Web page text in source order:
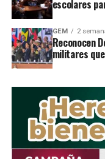
RELATED TOPICS:
UP NEXT
DON'T MISS
Garantizan 98 %
STAFF /
escolares
GEM 2
Reconocen
militares